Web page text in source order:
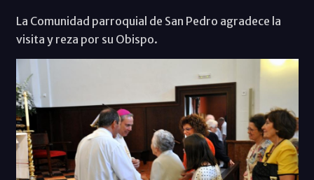
La Comunidad parroquial de San Pedro agradece la
visita y reza por su Obispo.